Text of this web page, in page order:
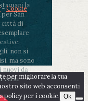
la
San
città di
non si
ma sono
nuovi da
versi
-Cookie
per migliorare la tua
sito web acconsenti
policy per i cookie. Ok